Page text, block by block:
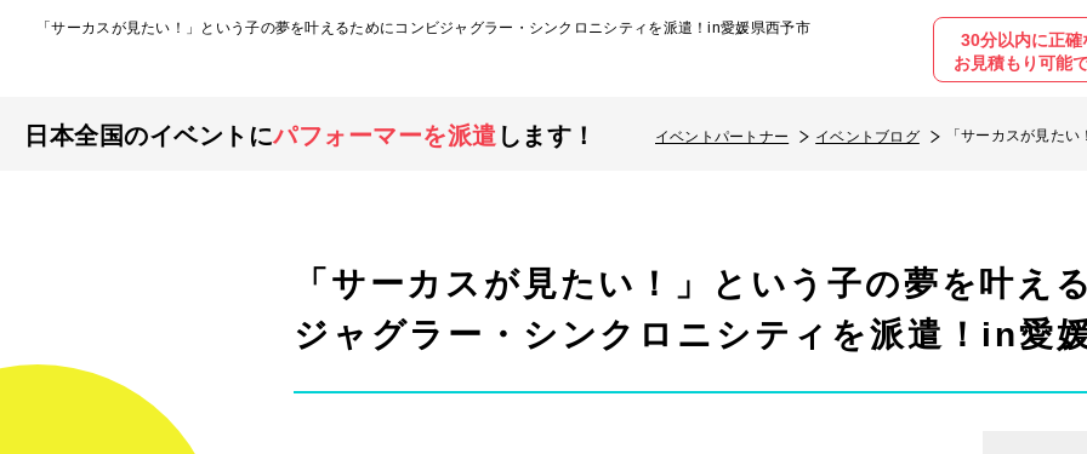
「サーカスが見たい！」という子の夢を叶えるためにコンビジャグラー・シンクロニシティを派遣！in愛媛県西予市
30分以内に正確
お見積もり可能
日本全国のイベントにパフォーマーを派遣 します！ イベントパートナー イベントブログ
「サーカスが見た
「サーカスが見たい！」という子の夢を叶え
ジャグラー・シンクロニシティを派遣！in愛